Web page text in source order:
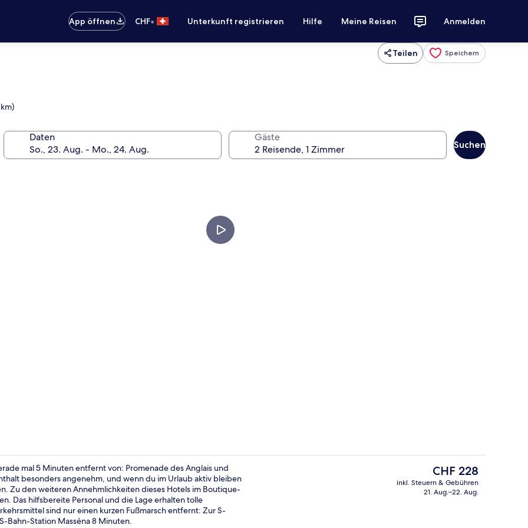
App öffnen CHF• Unterkunft registrieren Hilfe Meine Reisen Anmelden
Teilen Speichern
Daten Gäste
Suchen
Sehenswürdigkeit
mal 5 Minuten entfernt von: Promenade des Anglais und
besonders angenehm, und wenn du im Urlaub aktiv bleiben
Zu den weiteren Annehmlichkeiten dieses Hotels im Boutique-
Das hilfsbereite Personal und die Lage erhalten tolle
sind nur einen kurzen Fußmarsch entfernt: Zur S-
Bahn-Station Masséna 8 Minuten.
Der
aktuelle
Preis
CHF 228
inkl. Steuern & Gebühren
21. Aug.–22. Aug.